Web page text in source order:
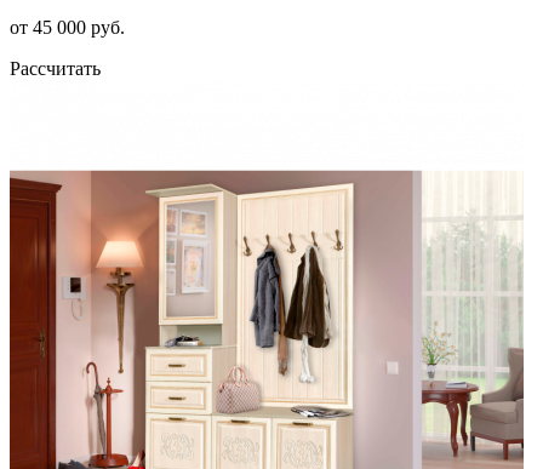
от 45 000 руб.
Рассчитать